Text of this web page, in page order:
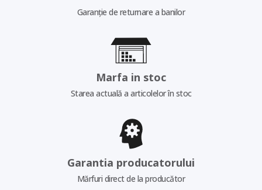
Garanție de returnare a banilor
Marfa in stoc
Starea actuală a articolelor în stoc
Garantia producatorului
Mărfuri direct de la producător